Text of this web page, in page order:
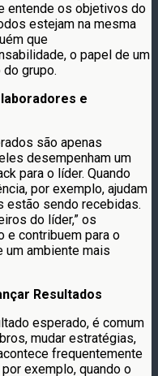
entende os objetivos do
estejam na mesma
que
o papel de um
grupo.
e
são apenas
desempenham um
para o líder. Quando
por exemplo, ajudam
estão sendo recebidas.
do líder,” os
e contribuem para o
um ambiente mais
Resultados
esperado, é comum
mudar estratégias,
frequentemente
exemplo, quando o